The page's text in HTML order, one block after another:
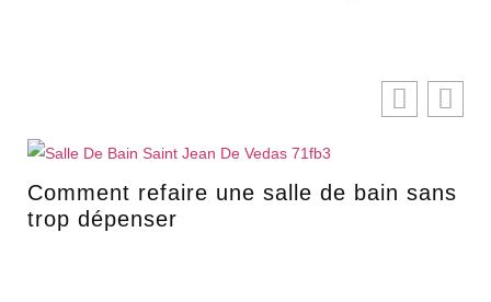
Comment refaire une salle de bain sans
trop dépenser